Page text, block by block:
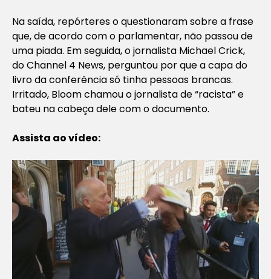
Na saída, repórteres o questionaram sobre a frase
que, de acordo com o parlamentar, não passou de
uma piada. Em seguida, o jornalista Michael Crick,
do Channel 4 News, perguntou por que a capa do
livro da conferência só tinha pessoas brancas.
Irritado, Bloom chamou o jornalista de “racista” e
bateu na cabeça dele com o documento.
Assista ao vídeo: